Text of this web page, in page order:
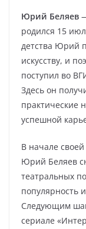
Юрий Беляев
родился 15
детства Юрий
искусству, и
поступил во
Здесь он
практические
успешной
В начале
Юрий Беляев
театральных
популярность
Следующим
сериале